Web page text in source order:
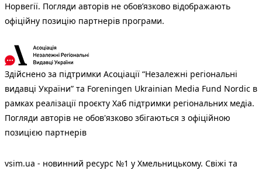
Норвегії. Погляди авторів не обов’язково відображають
офіційну позицію партнерів програми.
Здійснено за підтримки Асоціації “Незалежні регіональні
видавці України” та Foreningen Ukrainian Media Fund Nordic в
рамках реалізації проєкту Хаб підтримки регіональних медіа.
Погляди авторів не обов'язково збігаються з офіційною
позицією партнерів
vsim.ua - новинний ресурс №1 у Хмельницькому. Свіжі та